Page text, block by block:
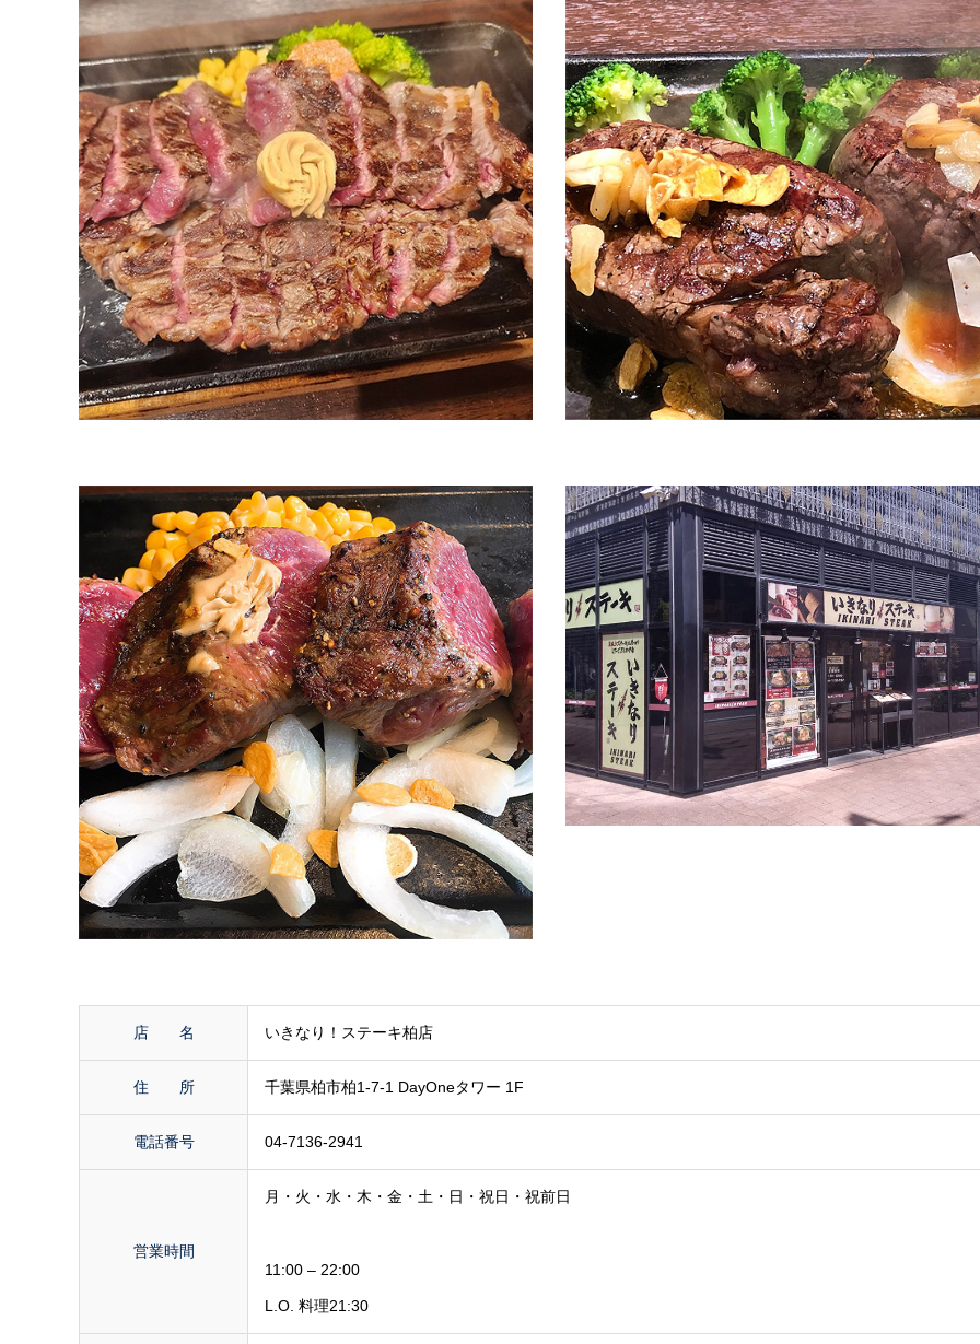
店 名 いきなり！ステーキ柏店
住 所 千葉県柏市柏1-7-1 DayOneタワー 1F
電話番号 04-7136-2941
営業時間
月・火・水・木・金・土・日・祝日・祝前日
11:00 – 22:00
L.O. 料理21:30